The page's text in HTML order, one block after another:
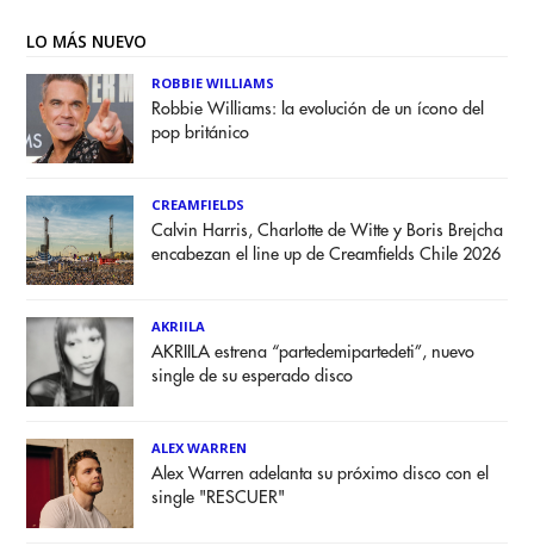
LO MÁS NUEVO
ROBBIE WILLIAMS
Robbie Williams: la evolución de un ícono del
pop británico
CREAMFIELDS
Calvin Harris, Charlotte de Witte y Boris Brejcha
encabezan el line up de Creamfields Chile 2026
AKRIILA
AKRIILA estrena “partedemipartedeti”, nuevo
single de su esperado disco
ALEX WARREN
Alex Warren adelanta su próximo disco con el
single "RESCUER"